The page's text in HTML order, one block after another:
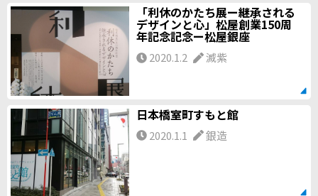
「利休のかたち展ー継承される
デザインと心」松屋創業150周
年記念記念ー松屋銀座
2020.1.2 滅紫
日本橋室町すもと館
2020.1.1 銀造